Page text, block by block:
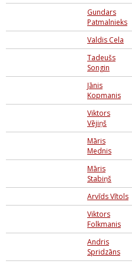
Gundars
Patmalnieks
Valdis Cela
Tadeušs
Songin
Jānis
Kopmanis
Viktors
Vējiņš
Māris
Mednis
Māris
Stabiņš
Arvīds Vītols
Viktors
Folkmanis
Andris
Spridzāns